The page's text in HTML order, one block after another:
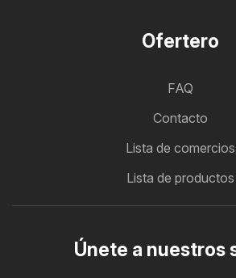
Ofertero
FAQ
Contacto
Lista de comercios
Lista de productos
Únete a nuestros